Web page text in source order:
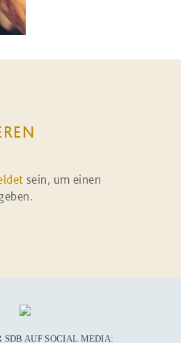
sein, um einen
SDB AUF SOCIAL MEDIA: